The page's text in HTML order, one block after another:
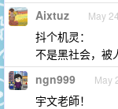
Aixtuz May 24
抖个机灵：
不是黑社会，被
ngn999 May
宇文老師！